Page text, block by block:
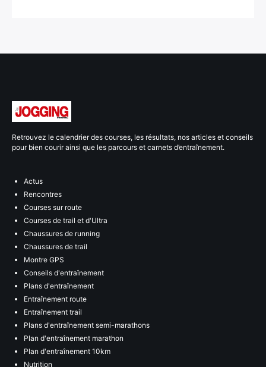
Retrouvez le calendrier des courses, les résultats, nos articles et conseils
pour bien courir ainsi que les parcours et carnets d’entraînement.
Actus
Rencontres
Courses sur route
Courses de trail et d'Ultra
Chaussures de running
Chaussures de trail
Montre GPS
Conseils d'entraînement
Plans d'entraînement
Entraînement route
Entraînement trail
Plans d'entraînement semi-marathons
Plan d'entraînement marathon
Plan d'entraînement 10km
Nutrition